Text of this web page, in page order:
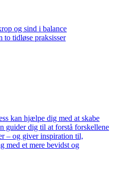
og sind i balance
tidløse praksisser
kan hjælpe dig med at skabe
guider dig til at forstå forskellene
– og giver inspiration til,
med et mere bevidst og